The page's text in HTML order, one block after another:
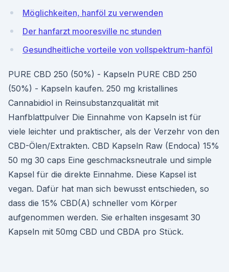
Möglichkeiten, hanföl zu verwenden
Der hanfarzt mooresville nc stunden
Gesundheitliche vorteile von vollspektrum-hanföl
PURE CBD 250 (50%) - Kapseln PURE CBD 250
(50%) - Kapseln kaufen. 250 mg kristallines
Cannabidiol in Reinsubstanzqualität mit
Hanfblattpulver Die Einnahme von Kapseln ist für
viele leichter und praktischer, als der Verzehr von den
CBD-Ölen/Extrakten. CBD Kapseln Raw (Endoca) 15%
50 mg 30 caps Eine geschmacksneutrale und simple
Kapsel für die direkte Einnahme. Diese Kapsel ist
vegan. Dafür hat man sich bewusst entschieden, so
dass die 15% CBD(A) schneller vom Körper
aufgenommen werden. Sie erhalten insgesamt 30
Kapseln mit 50mg CBD und CBDA pro Stück.